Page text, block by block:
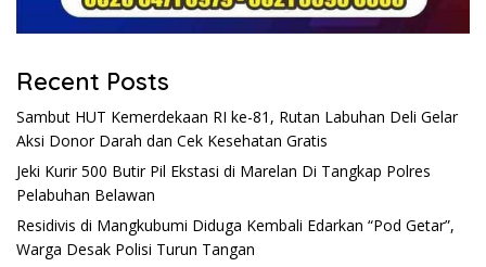
Recent Posts
Sambut HUT Kemerdekaan RI ke-81, Rutan Labuhan Deli Gelar
Aksi Donor Darah dan Cek Kesehatan Gratis
Jeki Kurir 500 Butir Pil Ekstasi di Marelan Di Tangkap Polres
Pelabuhan Belawan
Residivis di Mangkubumi Diduga Kembali Edarkan “Pod Getar”,
Warga Desak Polisi Turun Tangan